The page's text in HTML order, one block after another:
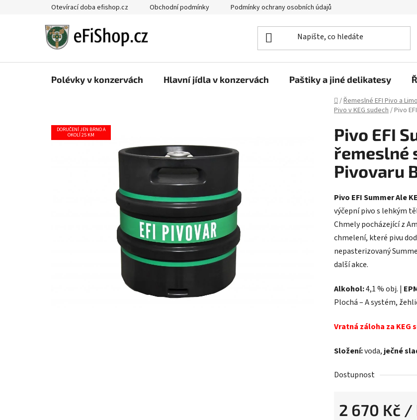
Otevírací doba efishop.cz Obchodní podmínky Podmínky ochrany osobních údajů
Polévky v konzervách Hlavní jídla v konzervách Paštiky a jiné delikatesy
Domů
/Řemeslné EFI Pivo a
Pivo v KEG sudech/Pivo
Pivo EFI
řemeslné
Pivovaru
Pivo EFI Summer Ale
výčepní pivo s lehkým
Chmely pocházející z
chmelení, které pivu
nepasterizovaný
další akce.
Alkohol:4,1 % obj. |
Plochá – A systém,
Vratná záloha za KEG
Složení:voda, ječné
Dostupnost
2 670 Kč /
DORUČENÍ JEN BRNO A
OKOLÍ 25 KM